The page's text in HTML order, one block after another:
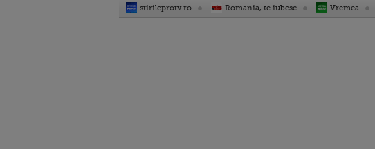
stirileprotv.ro Romania, te iubesc Vremea